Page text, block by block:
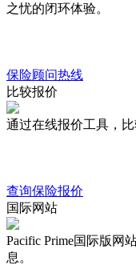
之忧的闭环体验。
保险顾问热线
比较报价
通过在线报价工具，
查询保险报价
国际网站
Pacific Prime国际版网
息。